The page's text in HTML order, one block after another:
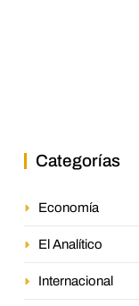
Categorías
Economía
El Analítico
Internacional